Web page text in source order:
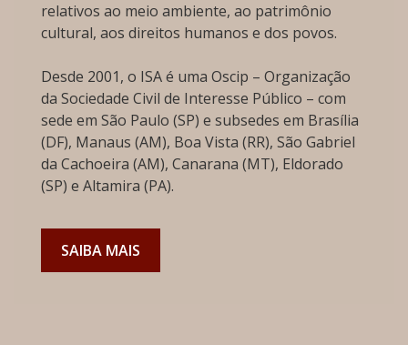
relativos ao meio ambiente, ao patrimônio
cultural, aos direitos humanos e dos povos.
Desde 2001, o ISA é uma Oscip – Organização
da Sociedade Civil de Interesse Público – com
sede em São Paulo (SP) e subsedes em Brasília
(DF), Manaus (AM), Boa Vista (RR), São Gabriel
da Cachoeira (AM), Canarana (MT), Eldorado
(SP) e Altamira (PA).
SAIBA MAIS